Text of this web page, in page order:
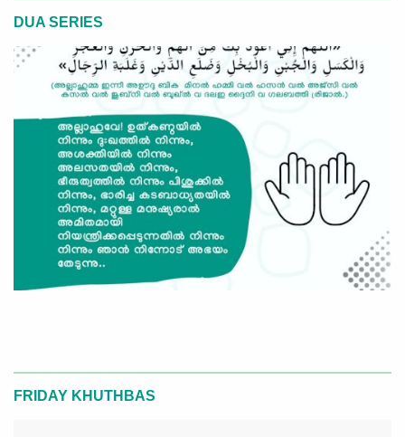
DUA SERIES
FRIDAY KHUTHBAS